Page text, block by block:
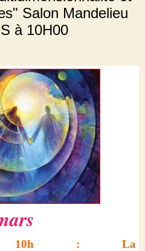
Salon Mandelieu
à 10H00
10h : La